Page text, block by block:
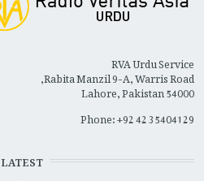
RVA Urdu Service
Rabita Manzil 9-A, Warris Road,
Lahore, Pakistan 54000
Phone: +92 42 35404129
LATEST